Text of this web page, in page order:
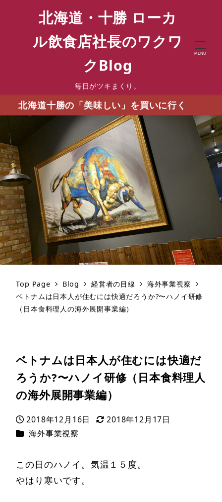
北海道・十勝 ローカ
ル飲食店社長のワクワ
クBlog
毎日がツキまくり。
MENU
北海道十勝の「美味しい」を買いに行く
Top Page Blog 経営者の目線
海外事業視察
ベトナムは日本人が住むには快適だろうか?〜ハノイ研修
（日本食料理人の海外展開事業編）
ベトナムは日本人が住むには快適だ
ろうか?〜ハノイ研修（日本食料理人
の海外展開事業編）
投稿日
2018年12月16日
更新日
2018年12月17日
カテゴリー
海外事業視察
この日のハノイ。気温１５度。
やはり寒いです。